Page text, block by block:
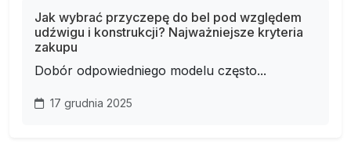
Jak wybrać przyczepę do bel pod względem
udźwigu i konstrukcji? Najważniejsze kryteria
zakupu
Dobór odpowiedniego modelu często...
17 grudnia 2025